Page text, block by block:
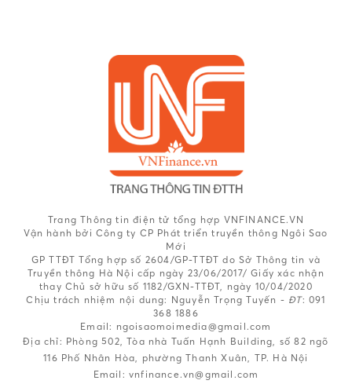
Trang Thông tin điện tử tổng hợp VNFINANCE.VN
Vận hành bởi Công ty CP Phát triển truyền thông Ngôi Sao
Mới
GP TTĐT Tổng hợp số 2604/GP-TTĐT do Sở Thông tin và
Truyền thông Hà Nội cấp ngày 23/06/2017/ Giấy xác nhận
thay Chủ sở hữu số 1182/GXN-TTĐT, ngày 10/04/2020
Chịu trách nhiệm nội dung: Nguyễn Trọng Tuyến - ĐT: 091
368 1886
Email: ngoisaomoimedia@gmail.com
Địa chỉ: Phòng 502, Tòa nhà Tuấn Hạnh Building, số 82 ngõ
116 Phố Nhân Hòa, phường Thanh Xuân, TP. Hà Nội
Email: vnfinance.vn@gmail.com